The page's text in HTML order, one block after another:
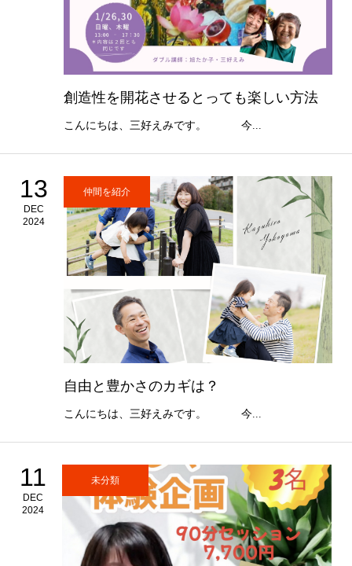
創造性を開花させるとっても楽しい方法
こんにちは、三好えみです。 今...
13
DEC
2024
仲間を紹介
自由と豊かさのカギは？
こんにちは、三好えみです。 今...
11
DEC
2024
未分類